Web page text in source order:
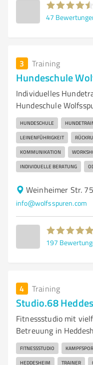
47
3 Training
Hundeschule
Individuelles
Hundeschule
HUNDESCHULE
LEINENFÜHRIGKEIT
KOMMUNIKATION
INDIVIDUELLE BERATUNG
Weinheimer Str.
info@wolfsspuren.com
197
4 Training
Studio.68
Fitnessstudio mit
Betreuung in
FITNESSSTUDIO
HEDDESHEIM TRAINER